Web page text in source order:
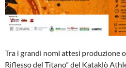
Tra i grandi nomi attesi produzione
Riflesso del Titano” del Kataklò